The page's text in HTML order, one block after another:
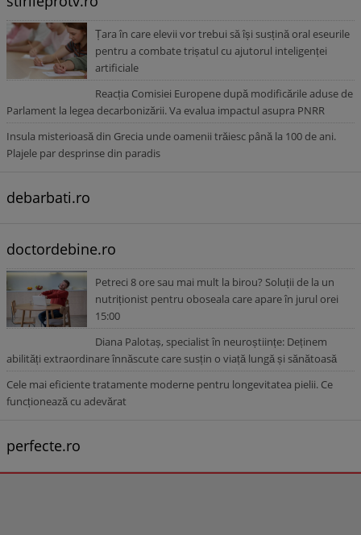
Țara în care elevii vor trebui să își susțină oral eseurile
pentru a combate trișatul cu ajutorul inteligenței
artificiale
Reacția Comisiei Europene după modificările aduse de
Parlament la legea decarbonizării. Va evalua impactul asupra PNRR
Insula misterioasă din Grecia unde oamenii trăiesc până la 100 de ani.
Plajele par desprinse din paradis
debarbati.ro
doctordebine.ro
Petreci 8 ore sau mai mult la birou? Soluții de la un
nutriționist pentru oboseala care apare în jurul orei
15:00
Diana Palotaș, specialist în neuroștiințe: Deținem
abilități extraordinare înnăscute care susțin o viață lungă și sănătoasă
Cele mai eficiente tratamente moderne pentru longevitatea pielii. Ce
funcționează cu adevărat
perfecte.ro